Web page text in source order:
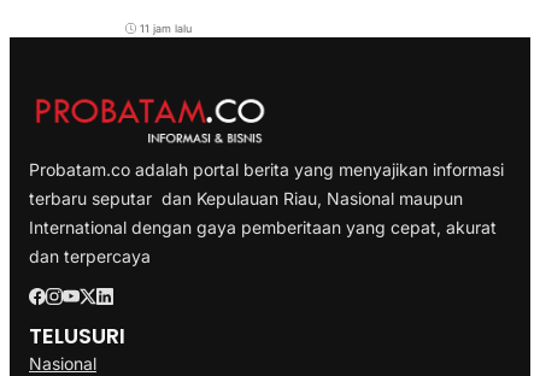
11 jam lalu
Probatam.co adalah portal berita yang menyajikan informasi
terbaru seputar dan Kepulauan Riau, Nasional maupun
International dengan gaya pemberitaan yang cepat, akurat
dan terpercaya
TELUSURI
Nasional